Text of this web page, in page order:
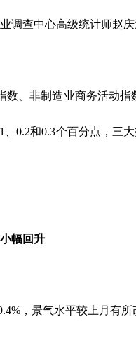
调查中心高级统计师赵
数、非制造业商务活动指
、0.2和0.3个百分点，三
幅回升
，景气水平较上月有